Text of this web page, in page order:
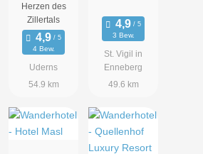
Herzen des
Zillertals
4 Bew.
Uderns
54.9 km
3 Bew.
St. Vigil in
Enneberg
49.6 km